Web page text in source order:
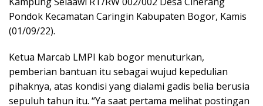
Pondok Kecamatan Caringin Kabupaten Bogor, Kamis
(01/09/22).
Ketua Marcab LMPI kab bogor menuturkan,
pemberian bantuan itu sebagai wujud kepedulian
pihaknya, atas kondisi yang dialami gadis belia berusia
sepuluh tahun itu. “Ya saat pertama melihat postingan